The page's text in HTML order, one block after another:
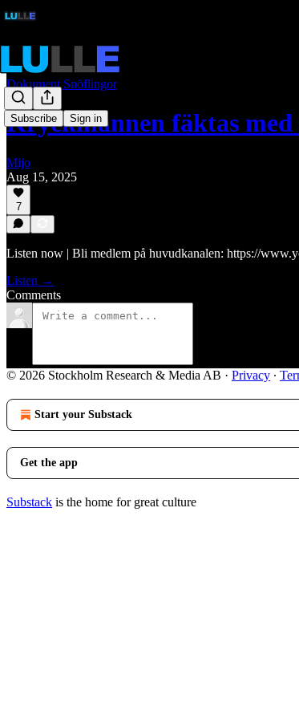
Subscribe Sign in
Dokument Snöflingor
Kryckmannen fäktas med
Mijo
Aug 15, 2025
7
Listen now | Bli medlem på huvudkanalen: https://
Listen →
Comments
© 2026 Stockholm Research & Media AB · Privacy ∙
Start your Substack
Get the app
Substack is the home for great culture